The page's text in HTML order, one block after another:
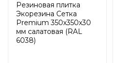
Резиновая плитка
Экорезина Сетка
Premium 350x350x30
мм салатовая (RAL
6038)